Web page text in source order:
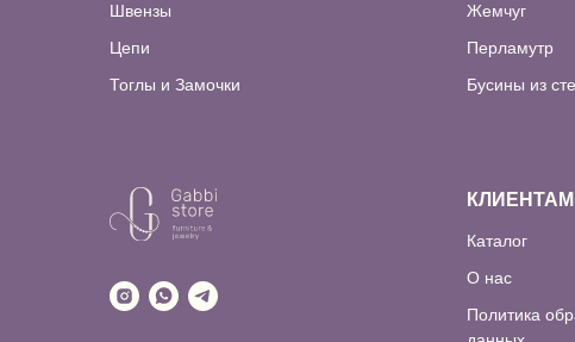
Швензы
Цепи
Тоглы и Замочки
Жемчуг
Перламутр
Бусины из
КЛИЕНТАМ
Каталог
О нас
Политика